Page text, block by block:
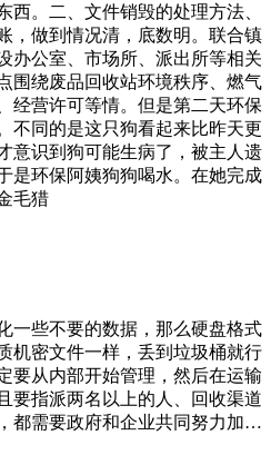
西。二、文件销毁的处理方法、
，做到情况清，底数明。联合镇
办公室、市场所、派出所等相关
围绕废品回收站环境秩序、燃气
经营许可等情。但是第二天环保
不同的是这只狗看起来比昨天更
意识到狗可能生病了，被主人遗
是环保阿姨狗狗喝水。在她完成
毛猎
一些不要的数据，那么硬盘格式
机密文件一样，丢到垃圾桶就行
要从内部开始管理，然后在运输
要指派两名以上的人、回收渠道
都需要政府和企业共同努力加以